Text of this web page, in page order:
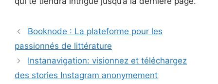
Booknode : La plateforme pour les
passionnés de littérature
Instanavigation: visionnez et téléchargez
des stories Instagram anonymement